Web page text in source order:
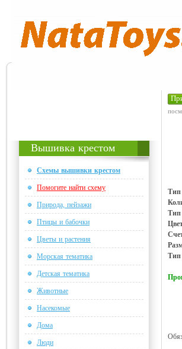
Вышивка крестом
Схемы вышивки крестом
Помогите найти схему
Природа, пейзажи
Птицы и бабочки
Цветы и растения
Морская тематика
Детская тематика
Животные
Насекомые
Дома
Люди
Тип
Тип
Тип